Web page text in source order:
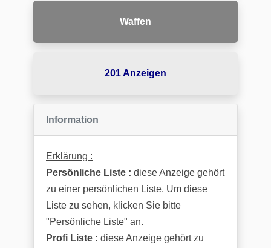
Waffen
201 Anzeigen
Information
Erklärung :
Persönliche Liste : diese Anzeige gehört
zu einer persönlichen Liste. Um diese
Liste zu sehen, klicken Sie bitte
"Persönliche Liste" an.
Profi Liste : diese Anzeige gehört zu